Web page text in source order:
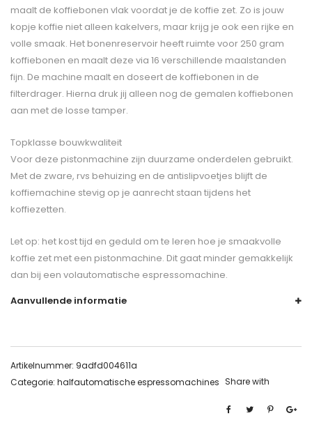
maalt de koffiebonen vlak voordat je de koffie zet. Zo is jouw
kopje koffie niet alleen kakelvers, maar krijg je ook een rijke en
volle smaak. Het bonenreservoir heeft ruimte voor 250 gram
koffiebonen en maalt deze via 16 verschillende maalstanden
fijn. De machine maalt en doseert de koffiebonen in de
filterdrager. Hierna druk jij alleen nog de gemalen koffiebonen
aan met de losse tamper.
Topklasse bouwkwaliteit
Voor deze pistonmachine zijn duurzame onderdelen gebruikt.
Met de zware, rvs behuizing en de antislipvoetjes blijft de
koffiemachine stevig op je aanrecht staan tijdens het
koffiezetten.
Let op: het kost tijd en geduld om te leren hoe je smaakvolle
koffie zet met een pistonmachine. Dit gaat minder gemakkelijk
dan bij een volautomatische espressomachine.
Aanvullende informatie
Artikelnummer: 9adfd004611a
Categorie: halfautomatische espressomachines Share with